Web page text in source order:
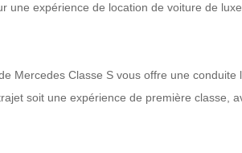
expérience de location de voiture de
Mercedes Classe S vous offre une
soit une expérience de première classe,